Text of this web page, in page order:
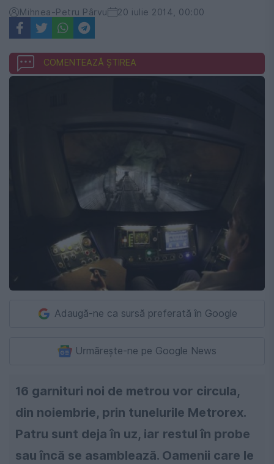
Mihnea-Petru Pârvu 20 iulie 2014, 00:00
COMENTEAZĂ ȘTIREA
Adaugă-ne ca sursă preferată în Google
Urmărește-ne pe Google News
16 garnituri noi de metrou vor circula,
din noiembrie, prin tunelurile Metrorex.
Patru sunt deja în uz, iar restul în probe
sau încă se asamblează. Oamenii care le